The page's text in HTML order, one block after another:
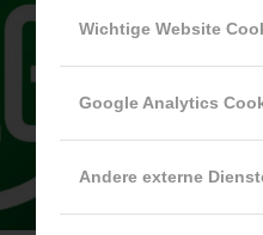
Wichtige Website
Google Analytics
Andere externe